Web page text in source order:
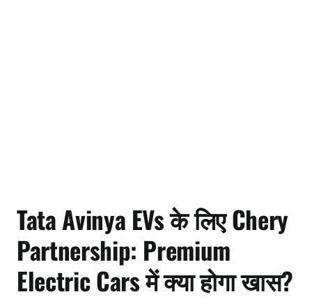
Tata Avinya EVs के लिए Chery
Partnership: Premium
Electric Cars में क्या होगा खास?